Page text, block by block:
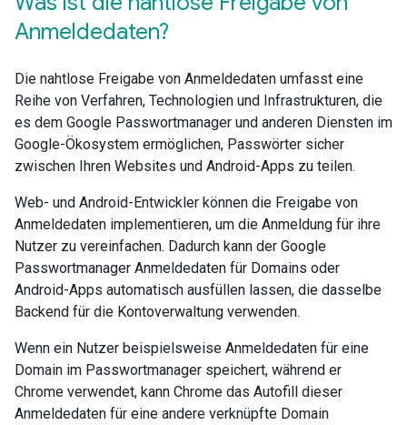
Anmeldedaten?
Die nahtlose Freigabe von Anmeldedaten umfasst eine
Reihe von Verfahren, Technologien und Infrastrukturen, die
es dem Google Passwortmanager und anderen Diensten im
Google-Ökosystem ermöglichen, Passwörter sicher
zwischen Ihren Websites und Android-Apps zu teilen.
Web- und Android-Entwickler können die Freigabe von
Anmeldedaten implementieren, um die Anmeldung für ihre
Nutzer zu vereinfachen. Dadurch kann der Google
Passwortmanager Anmeldedaten für Domains oder
Android-Apps automatisch ausfüllen lassen, die dasselbe
Backend für die Kontoverwaltung verwenden.
Wenn ein Nutzer beispielsweise Anmeldedaten für eine
Domain im Passwortmanager speichert, während er
Chrome verwendet, kann Chrome das Autofill dieser
Anmeldedaten für eine andere verknüpfte Domain